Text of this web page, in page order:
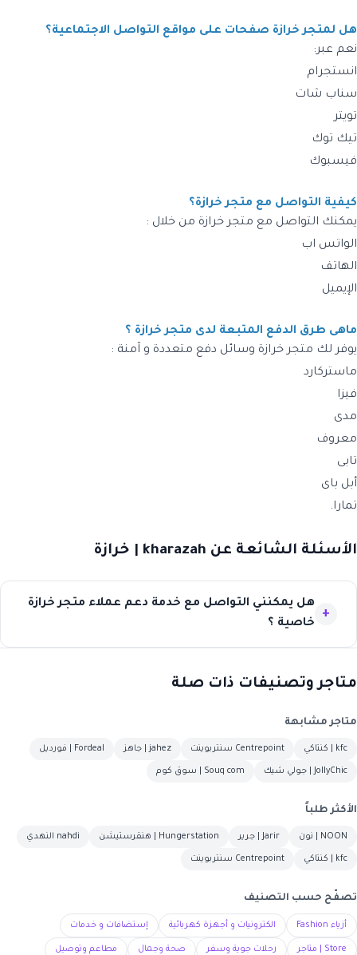
هل لمتجر خرازة صفحات على مواقع التواصل الاجتماعية؟
نعم عبر:
انستجرام
سناب شات
تويتر
تيك توك
فيسبوك
كيفية التواصل مع متجر خرازة؟
يمكنك التواصل مع متجر خرازة من خلال :
الواتس اب
الهاتف
الإيميل
ماهى طرق الدفع المتبعة لدى متجر خرازة ؟
يوفر لك متجر خرازة وسائل دفع متعددة و آمنة :
ماستركارد
فيزا
مدى
معروف
تابى
أبل باى
تمارا.
الأسئلة الشائعة عن kharazah | خرازة
هل يمكنني التواصل مع خدمة دعم عملاء متجر خرازة
خاصية ؟
متاجر وتصنيفات ذات صلة
متاجر مشابهة
kfc | كنتاكي Centrepoint سنتربوينت jahez | جاهز Fordeal | فورديل
JollyChic | جولي شيك Souq com | سوق كوم
الأكثر طلباً
NOON | نون Jarir | جرير Hungerstation | هنقرستيشن nahdi النهدي
kfc | كنتاكي Centrepoint سنتربوينت
تصفّح حسب التصنيف
أزياء Fashion الكترونيات و أجهزة كهربائية إستضافات و خدمات
Store | متاجر رحلات جوية وسفر صحة وجمال مطاعم وتوصيل